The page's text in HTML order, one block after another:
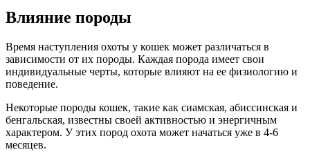
Влияние породы
Время наступления охоты у кошек может различаться в
зависимости от их породы. Каждая порода имеет свои
индивидуальные черты, которые влияют на ее физиологию и
поведение.
Некоторые породы кошек, такие как сиамская, абиссинская и
бенгальская, известны своей активностью и энергичным
характером. У этих пород охота может начаться уже в 4-6
месяцев.